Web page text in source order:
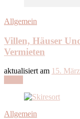
Allgemein
Villen, Häuser
Vermieten
aktualisiert am 15.
Allgemein